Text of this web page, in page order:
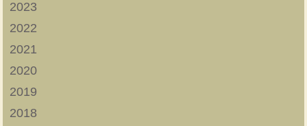
2023
2022
2021
2020
2019
2018